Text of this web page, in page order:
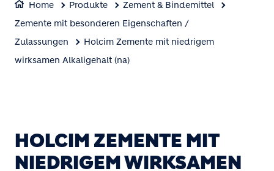
Home Produkte
Zement & Bindemittel
Zemente mit besonderen Eigenschaften /
Zulassungen
Holcim Zemente mit niedrigem
wirksamen Alkaligehalt (na)
HOLCIM ZEMENTE MIT
NIEDRIGEM WIRKSAMEN